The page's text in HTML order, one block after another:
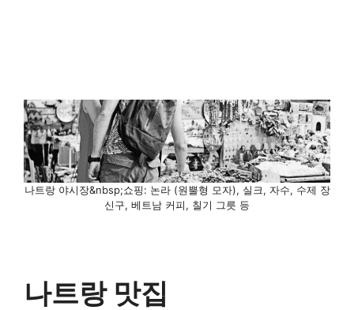
나트랑 야시장&nbsp;쇼핑: 논라 (원뿔형 모자), 실크, 자수, 수제 장
신구, 베트남 커피, 칠기 그릇 등
나트랑 맛집